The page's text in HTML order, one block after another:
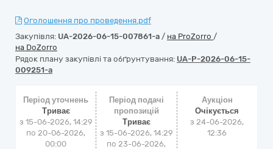
Оголошення про проведення.pdf
Закупівля: UA-2026-06-15-007861-a / на ProZorro /
на DoZorro
Рядок плану закупівлі та обґрунтування: UA-P-2026-06-15-
009251-a
Період уточнень
Триває
з 15-06-2026, 14:29
по 20-06-2026,
00:00
Період подачі
пропозицій
Триває
з 15-06-2026, 14:29
по 23-06-2026,
Аукціон
Очікується
з24-06-2026,
12:36